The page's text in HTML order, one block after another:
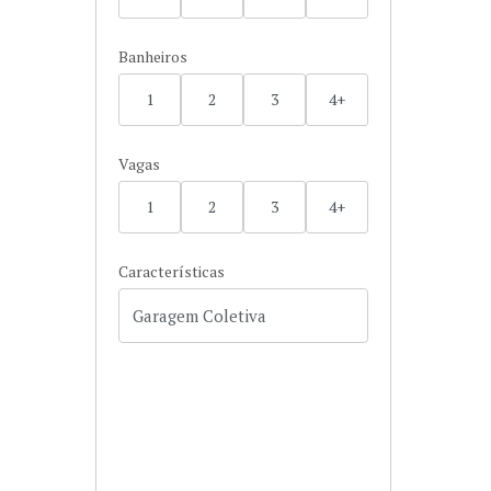
Banheiros
1 2 3 4+
Vagas
1 2 3 4+
Características